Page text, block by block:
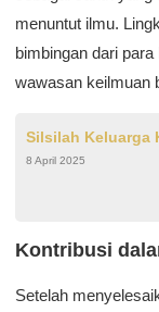
menuntut ilmu.
bimbingan dari
wawasan keilmuan
Silsilah Keluarga
8 April 2025
Kontribusi
Setelah